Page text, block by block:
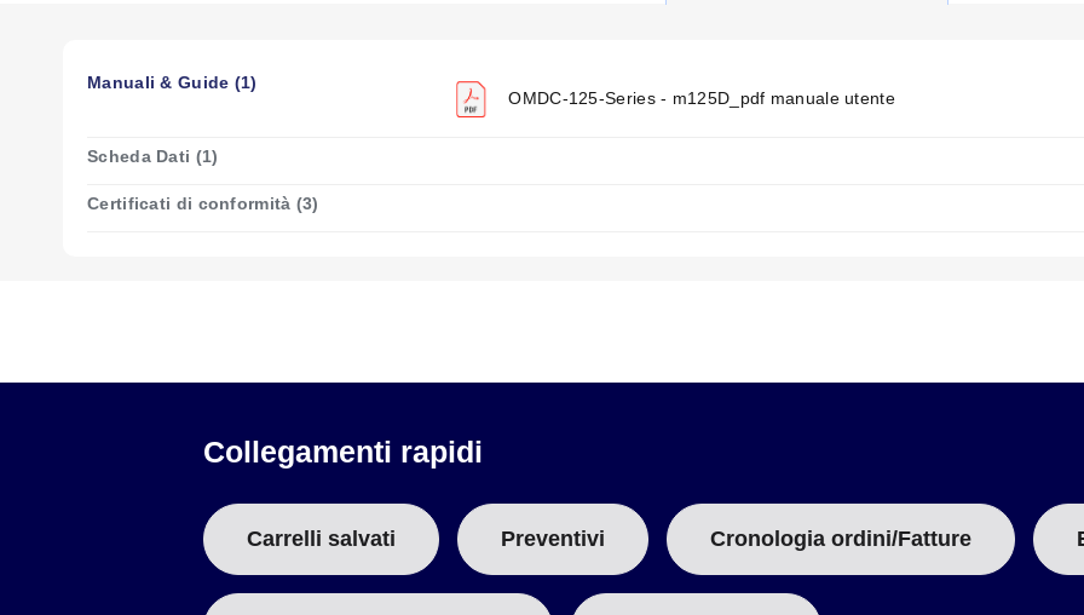
T
Manuali & Guide (1)
OMDC-125-Series - m125D_pdf manuale utente
Scheda Dati (1)
Certificati di conformità (3)
Collegamenti rapidi
Carrelli salvati Preventivi Cronologia ordini/Fatture